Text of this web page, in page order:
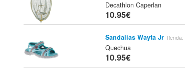
Decathlon Caperlan
10.95€
Sandalias Wayta Jr Tienda:
Quechua
10.95€